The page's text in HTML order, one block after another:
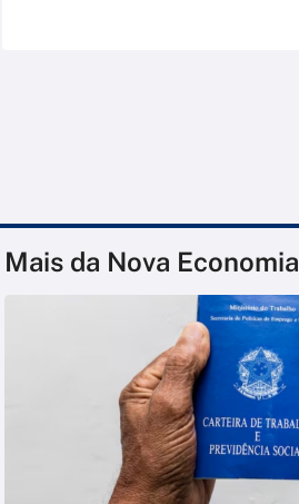
Mais da Nova Economia